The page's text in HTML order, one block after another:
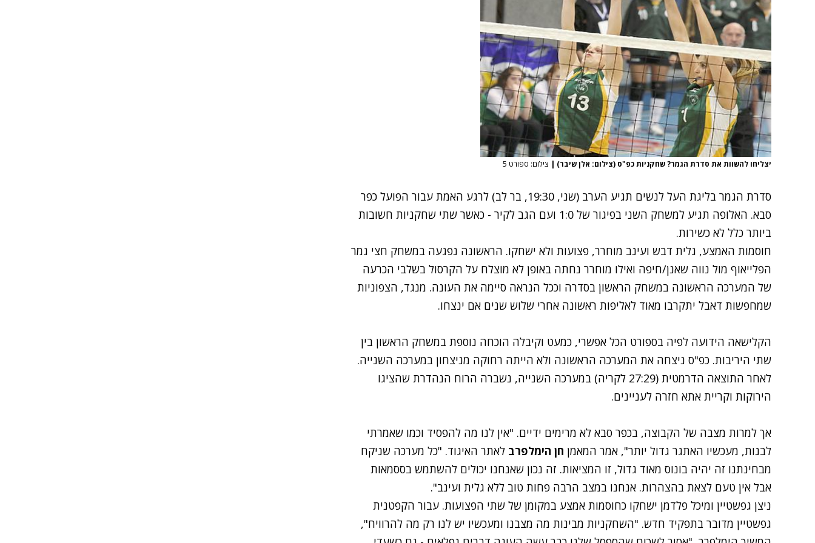
יצליחו להשוות את סדרת הגמר? שחקניות כפ"ס (צילום: אלן שיבר) | צילום: ספורט 5
סדרת הגמר בליגת העל לנשים תגיע הערב (שני, 19:30, בר לב) לרגע האמת עבור הפועל כפר
סבא. האלופה תגיע למשחק השני בפיגור של 1:0 ועם הגב לקיר - כאשר שתי שחקניות חשובות
ביותר כלל לא כשירות.
חוסמות האמצע, גלית דבש ועינב מוחרר, פצועות ולא ישחקו. הראשונה נפגעה במשחק חצי גמר
הפלייאוף מול נווה שאנן/חיפה ואילו מוחרר נחתה באופן לא מוצלח על הקרסול בשלבי הכרעה
של המערכה הראשונה במשחק הראשון בסדרה וככל הנראה סיימה את העונה. מנגד, הצפוניות
שמחפשות דאבל יתקרבו מאוד לאליפות ראשונה אחרי שלוש שנים אם ינצחו.
הקלישאה הידועה לפיה בספורט הכל אפשרי, כמעט וקיבלה הוכחה נוספת במשחק הראשון בין
שתי היריבות. כפ"ס ניצחה את המערכה הראשונה ולא הייתה רחוקה מניצחון במערכה השנייה.
לאחר התוצאה הדרמטית (27:29 לקריה) במערכה השנייה, נשברה הרוח הנהדרת שהציגו
הירוקות וקריית אתא חזרה לעניינים.
אך למרות מצבה של הקבוצה, בכפר סבא לא מרימים ידיים. "אין לנו מה להפסיד וכמו שאמרתי
לבנות, מעכשיו האתגר גדול יותר", אמר המאמן חן הימלפרב לאתר האיגוד. "כל מערכה שניקח
מבחינתנו זה יהיה בונוס מאוד גדול, זו המציאות. זה נכון שאנחנו יכולים להשתמש בססמאות
אבל אין טעם לצאת בהצהרות. אנחנו במצב הרבה פחות טוב ללא גלית ועינב".
ניצן גפשטיין ומיכל פלדמן ישחקו כחוסמות אמצע במקומן של שתי הפצועות. עבור הקפטנית
גפשטיין מדובר בתפקיד חדש. "השחקניות מבינות מה מצבנו ומעכשיו יש לנו רק מה להרוויח",